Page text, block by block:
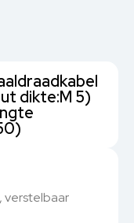
dikte:M 5)
verstelbaar